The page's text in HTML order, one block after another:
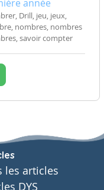
année
Drill, jeu, jeux,
nombres, nombres
savoir compter
les articles
DYS